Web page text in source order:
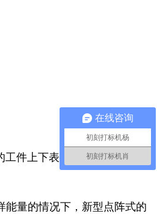
件上下表面光滑度不一样，
能量的情况下，新型点阵式的
在线咨询
初刻打标机杨
初刻打标机肖